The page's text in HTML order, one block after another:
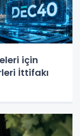
için
İttifakı